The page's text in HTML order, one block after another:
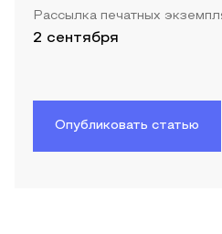
Рассылка печатных
2 сентября
Опубликовать статью